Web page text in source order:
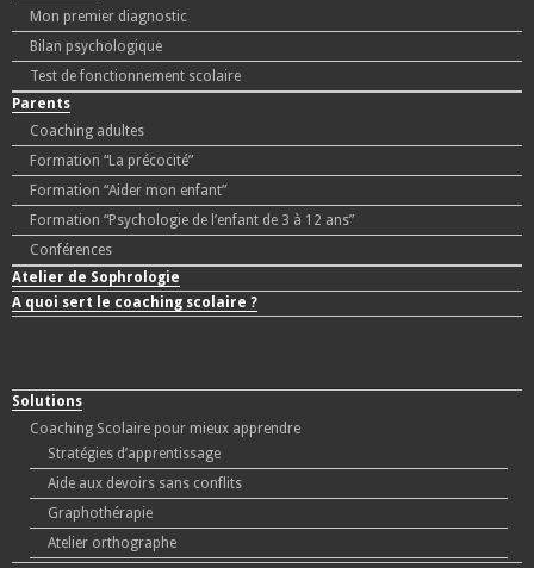
Mon premier diagnostic
Bilan psychologique
Test de fonctionnement scolaire
Parents
Coaching adultes
Formation “La précocité”
Formation “Aider mon enfant”
Formation “Psychologie de l’enfant de 3 à 12 ans”
Conférences
Atelier de Sophrologie
A quoi sert le coaching scolaire ?
Solutions
Coaching Scolaire pour mieux apprendre
Stratégies d’apprentissage
Aide aux devoirs sans conflits
Graphothérapie
Atelier orthographe